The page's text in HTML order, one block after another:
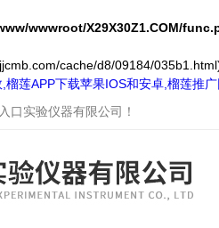
wwwroot/X29X30Z1.COM/
cache/d8/09184/
莲APP下载苹果IOS和安卓,榴莲推
口实验仪器有限公司 ！